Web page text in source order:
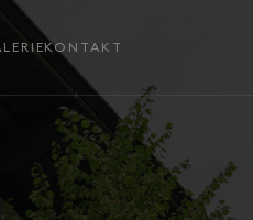
KONTAKT